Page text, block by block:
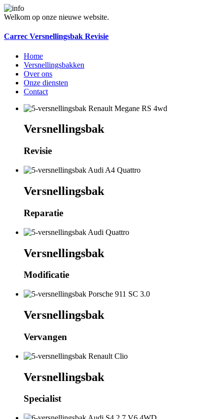
Welkom op onze nieuwe website.
Carrec Versnellingsbak Revisie
Home
Versnellingsbakken
Over ons
Onze diensten
Contact
Versnellingsbak
Revisie
Versnellingsbak
Reparatie
Versnellingsbak
Modificatie
Versnellingsbak
Vervangen
Versnellingsbak
Specialist